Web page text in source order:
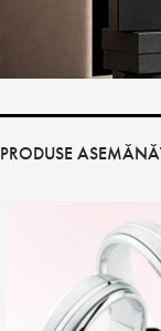
PRODUSE